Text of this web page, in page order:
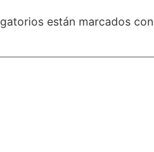
están marcados con